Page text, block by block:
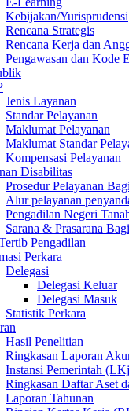
Kebijakan/Yurisprudensi
Rencana Strategis
Rencana Kerja dan
Pengawasan dan Kode
Jenis Layanan
Standar Pelayanan
Maklumat Pelayanan
Maklumat Standar
Kompensasi Pelayanan
Disabilitas
Prosedur Pelayanan
Alur pelayanan
Pengadilan Negeri
Sarana & Prasarana
Pengadilan
Perkara
Delegasi
Delegasi Keluar
Delegasi Masuk
Statistik Perkara
Hasil Penelitian
Ringkasan Laporan
Instansi Pemerintah
Ringkasan Daftar Aset
Laporan Tahunan